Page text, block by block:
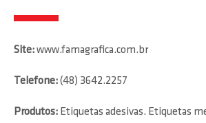
Site:www.famagrafica.com.br
Telefone:(48) 3642.2257
Produtos: Etiquetas adesivas. Etiquetas